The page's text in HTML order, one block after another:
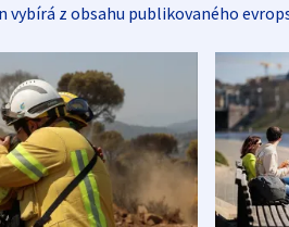
vybírá z obsahu publikovaného